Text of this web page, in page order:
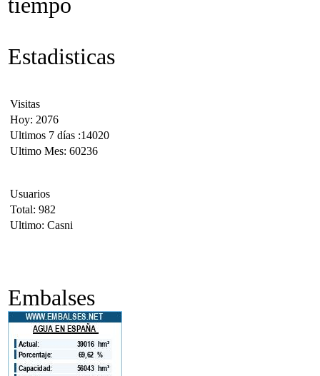
Estadisticas
Visitas
Hoy: 2076
Ultimos 7 días :14020
Ultimo Mes: 60236
Usuarios
Total: 982
Ultimo: Casni
Embalses